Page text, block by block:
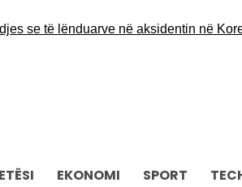
të lënduarve në aksidentin në Korenicë
EKONOMI SPORT